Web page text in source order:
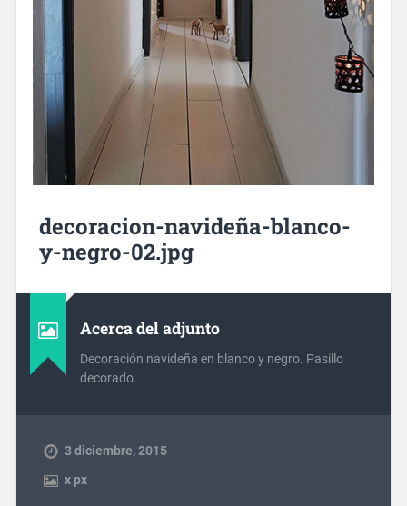
decoracion-navideña-blanco-
y-negro-02.jpg
Acerca del adjunto
Decoración navideña en blanco y negro. Pasillo
decorado.
3 diciembre, 2015
xpx